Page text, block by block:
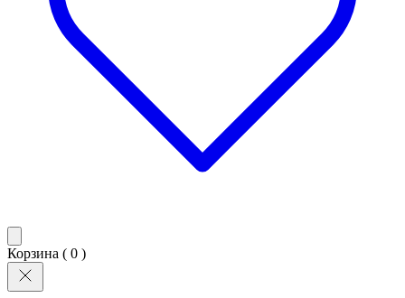
Корзина ( 0 )